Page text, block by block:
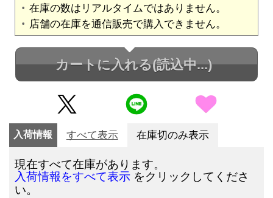
在庫の数はリアルタイムではありません。
店舗の在庫を通信販売で購入できません。
カートに入れる(読込中...)
入荷情報 すべて表示 在庫切のみ表示
現在すべて在庫があります。
入荷情報をすべて表示 をクリックしてくださ
い。